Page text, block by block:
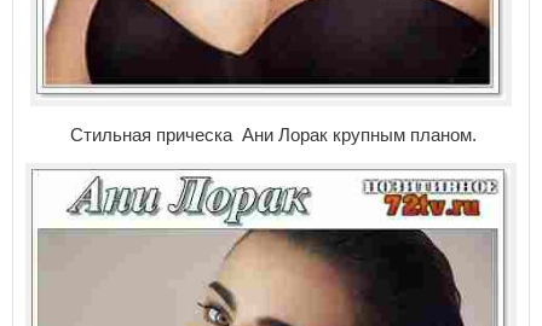
Стильная прическа Ани Лорак крупным планом.